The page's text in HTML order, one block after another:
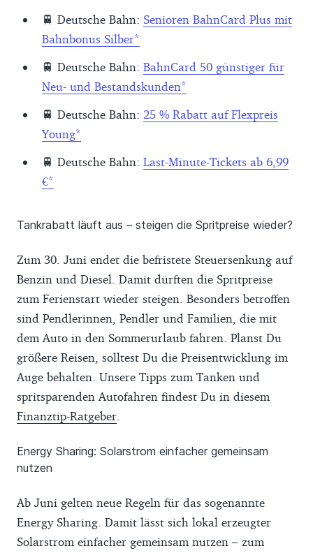
🚆 Deutsche Bahn: Senioren BahnCard Plus mit
Bahnbonus Silber
🚆 Deutsche Bahn: BahnCard 50 günstiger für
Neu- und Bestandskunden
🚆 Deutsche Bahn: 25 % Rabatt auf Flexpreis
Young
🚆 Deutsche Bahn: Last-Minute-Tickets ab 6,99
€
Tankrabatt läuft aus – steigen die Spritpreise wieder?
Zum 30. Juni endet die befristete Steuersenkung auf
Benzin und Diesel. Damit dürften die Spritpreise
zum Ferienstart wieder steigen. Besonders betroffen
sind Pendlerinnen, Pendler und Familien, die mit
dem Auto in den Sommerurlaub fahren. Planst Du
größere Reisen, solltest Du die Preisentwicklung im
Auge behalten. Unsere Tipps zum Tanken und
spritsparenden Autofahren findest Du in diesem
Finanztip-Ratgeber.
Energy Sharing: Solarstrom einfacher gemeinsam
nutzen
Ab Juni gelten neue Regeln für das sogenannte
Energy Sharing. Damit lässt sich lokal erzeugter
Solarstrom einfacher gemeinsam nutzen – zum